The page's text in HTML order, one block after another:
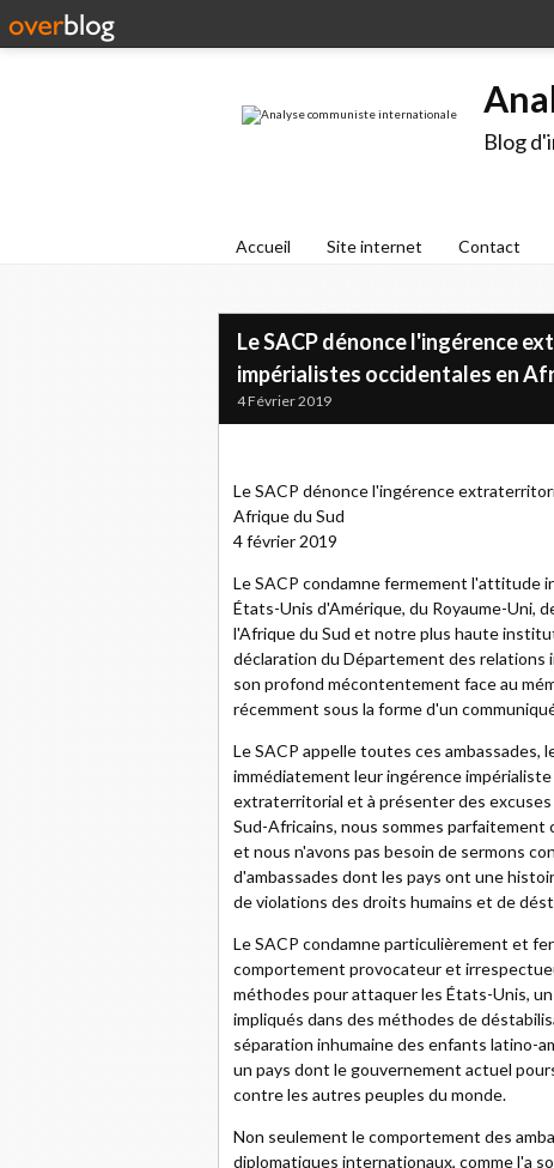
Blog
Accueil Site internet Contact
Le SACP dénonce l'ingérence
impérialistes occidentales en
4 Février 2019
Le SACP dénonce l'ingérence
Afrique du Sud
4 février 2019
Le SACP condamne fermement l'attitude
États-Unis d'Amérique, du Royaume-Uni,
l'Afrique du Sud et notre plus haute
déclaration du Département des relations
son profond mécontentement face au
récemment sous la forme d'un
Le SACP appelle toutes ces ambassades,
immédiatement leur ingérence
extraterritorial et à présenter des
Sud-Africains, nous sommes parfaitement
et nous n'avons pas besoin de sermons
d'ambassades dont les pays ont une
de violations des droits humains et de
Le SACP condamne particulièrement et
comportement provocateur et
méthodes pour attaquer les États-Unis,
impliqués dans des méthodes de
séparation inhumaine des enfants latino-
un pays dont le gouvernement actuel
contre les autres peuples du monde.
Non seulement le comportement des
diplomatiques internationaux, comme l'a